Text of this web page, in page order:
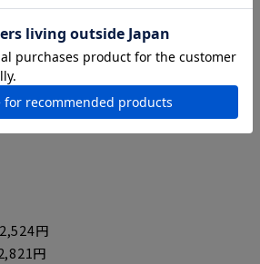
『ピーズルーツ 米ぬか酵素洗顔パウダ
なタイミングでとってもお得にお届けし
円
円